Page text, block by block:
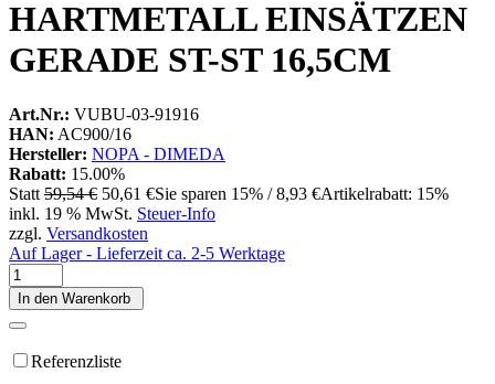
HARTMETALL EINSÄTZEN
GERADE ST-ST 16,5CM
Art.Nr.: VUBU-03-91916
HAN: AC900/16
Hersteller: NOPA - DIMEDA
Rabatt: 15.00%
Statt 59,54 € 50,61 €Sie sparen 15% / 8,93 €Artikelrabatt: 15%
inkl. 19 % MwSt. Steuer-Info
zzgl. Versandkosten
Auf Lager - Lieferzeit ca. 2-5 Werktage
In den Warenkorb
Referenzliste